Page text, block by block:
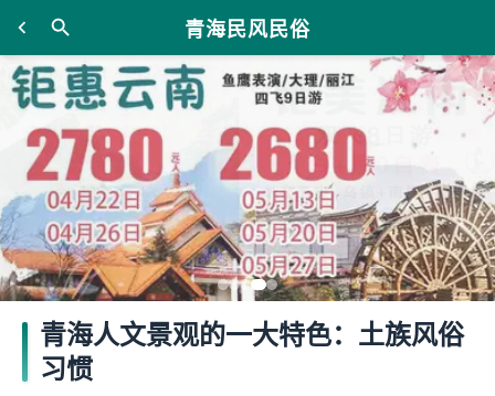
青海民风民俗
青海人文景观的一大特色：土族风俗
习惯